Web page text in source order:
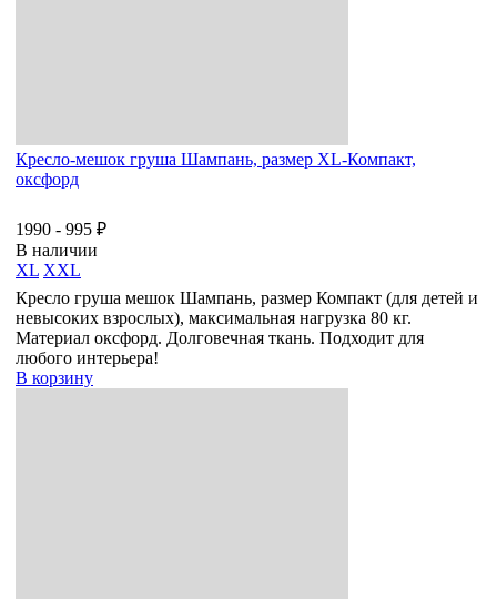
Кресло-мешок груша Шампань, размер XL-Компакт,
оксфорд
1990 - 995 ₽
В наличии
XL XXL
Кресло груша мешок Шампань, размер Компакт (для детей и
невысоких взрослых), максимальная нагрузка 80 кг.
Материал оксфорд. Долговечная ткань. Подходит для
любого интерьера!
В корзину